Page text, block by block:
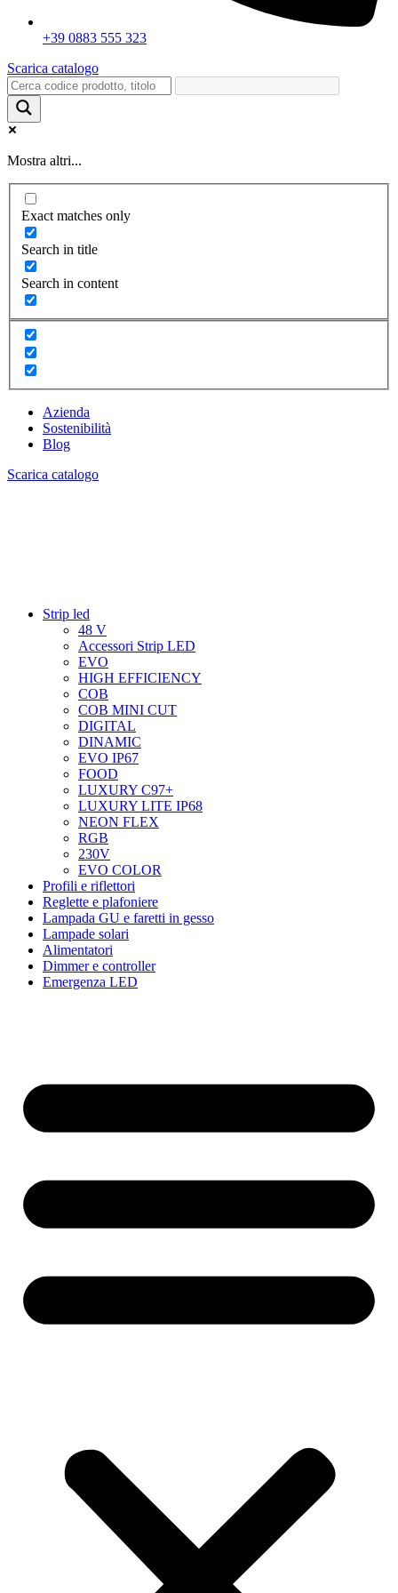
+39 0883 555 323
Scarica catalogo
Mostra altri...
Exact matches only
Search in title
Search in content
Azienda
Sostenibilità
Blog
Scarica catalogo
Strip led
48 V
Accessori Strip LED
EVO
HIGH EFFICIENCY
COB
COB MINI CUT
DIGITAL
DINAMIC
EVO IP67
FOOD
LUXURY C97+
LUXURY LITE IP68
NEON FLEX
RGB
230V
EVO COLOR
Profili e riflettori
Reglette e plafoniere
Lampada GU e faretti in gesso
Lampade solari
Alimentatori
Dimmer e controller
Emergenza LED